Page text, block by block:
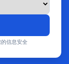
信息安全